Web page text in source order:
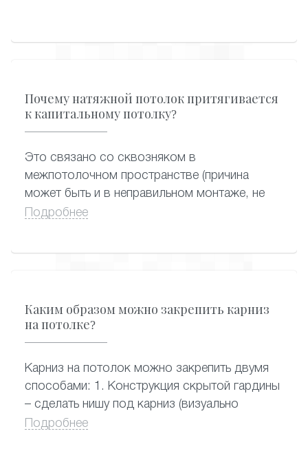
Почему натяжной потолок притягивается
к капитальному потолку?
Это связано со сквозняком в
межпотолочном пространстве (причина
может быть и в неправильном монтаже, не
запенили отверстие под люстру в плите
Подробнее
Каким образом можно закрепить карниз
на потолке?
Карниз на потолок можно закрепить двумя
способами: 1. Конструкция скрытой гардины
– сделать нишу под карниз (визуально
смотрится очень красиво, когда из-под
Подробнее